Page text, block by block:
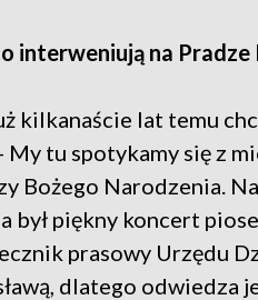
interweniują na Pradze
kilkanaście lat temu
My tu spotykamy się z
Bożego Narodzenia.
był piękny koncert
prasowy Urzędu
dlatego odwiedza